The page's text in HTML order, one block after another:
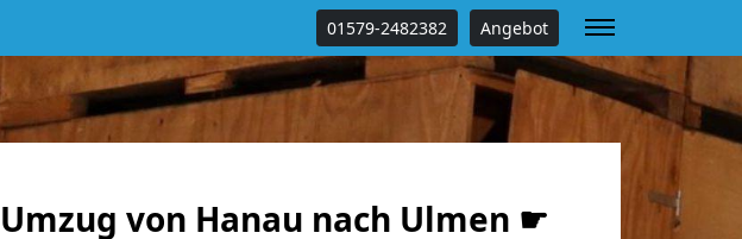
01579-2482382 Angebot
Umzug von Hanau nach Ulmen ☛